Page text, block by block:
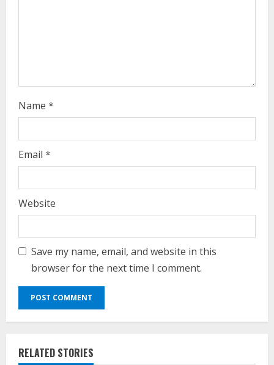
g
Name *
Email *
Website
Save my name, email, and website in this
browser for the next time I comment.
RELATED STORIES